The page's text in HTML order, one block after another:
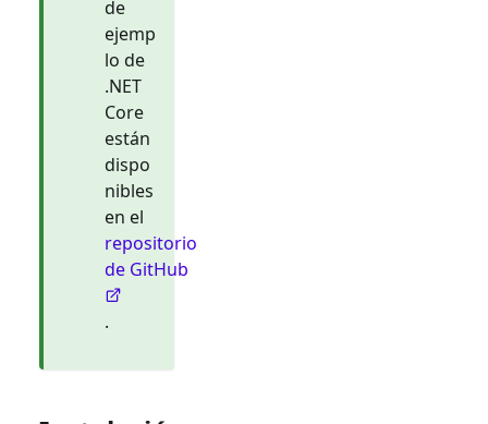
de
ejemp
lo de
.NET
Core
están
dispo
nibles
en el
repositorio
de GitHub
.